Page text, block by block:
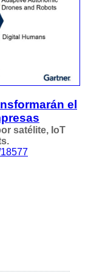
el
satélite, IoT